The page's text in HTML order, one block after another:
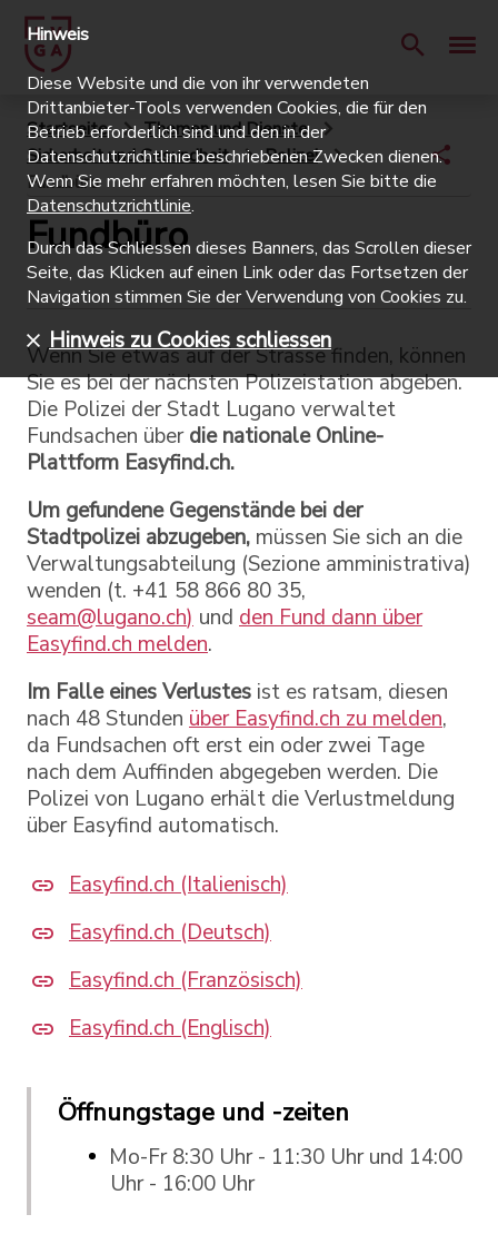
Startseite
Themen und Dienste
Sicherheit und Gesundheit
Polizei
Fundbüro
Fundbüro
Wenn Sie etwas auf der Strasse finden, können
Sie es bei der nächsten Polizeistation abgeben.
Die Polizei der Stadt Lugano verwaltet
Fundsachen überdie nationale Online-
Plattform Easyfind.ch.
Um gefundene Gegenstände bei der
Stadtpolizei abzugeben, müssen Sie sich an die
Verwaltungsabteilung (Sezione amministrativa)
wenden (t. +41 58 866 80 35,
seam@lugano.ch) und den Fund dann über
Easyfind.ch melden.
Im Falle eines Verlustes ist es ratsam, diesen
nach 48 Stunden über Easyfind.ch zu melden,
da Fundsachen oft erst ein oder zwei Tage
nach dem Auffinden abgegeben werden. Die
Polizei von Lugano erhält die Verlustmeldung
über Easyfind automatisch.
Easyfind.ch (Italienisch)
Easyfind.ch (Deutsch)
Easyfind.ch (Französisch)
Easyfind.ch (Englisch)
Öffnungstage und -zeiten
Mo-Fr 8:30 Uhr - 11:30 Uhr und 14:00
Uhr - 16:00 Uhr
Hinweis
Diese Website und die von ihr verwendeten
Drittanbieter-Tools verwenden Cookies, die für den
Betrieb erforderlich sind und den in der
Datenschutzrichtlinie beschriebenen Zwecken dienen.
Wenn Sie mehr erfahren möchten, lesen Sie bitte die
Datenschutzrichtlinie.
Durch das Schliessen dieses Banners, das Scrollen dieser
Seite, das Klicken auf einen Link oder das Fortsetzen der
Navigation stimmen Sie der Verwendung von Cookies zu.
Hinweis zu Cookies schliessen